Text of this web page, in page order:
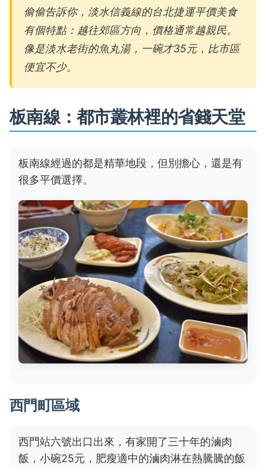
偷偷告訴你，淡水信義線的台北捷運平價美食
有個特點：越往郊區方向，價格通常越親民。
像是淡水老街的魚丸湯，一碗才35元，比市區
便宜不少。
板南線：都市叢林裡的省錢天堂
板南線經過的都是精華地段，但別擔心，還是有
很多平價選擇。
西門町區域
西門站六號出口出來，有家開了三十年的滷肉
飯，小碗25元，肥瘦適中的滷肉淋在熱騰騰的飯